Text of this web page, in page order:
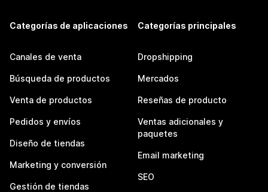
Categorías de aplicaciones
Canales de venta
Búsqueda de productos
Venta de productos
Pedidos y envíos
Diseño de tiendas
Marketing y conversión
Gestión de tiendas
Categorías principales
Dropshipping
Mercados
Reseñas de producto
Ventas adicionales y
paquetes
Email marketing
SEO